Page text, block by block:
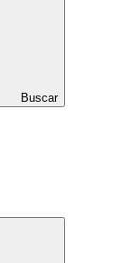
Buscar